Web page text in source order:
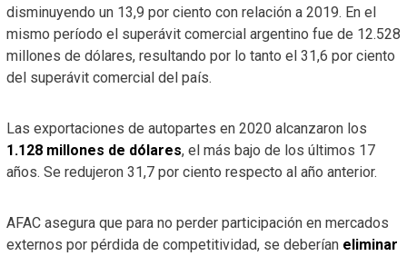
disminuyendo un 13,9 por ciento con relación a 2019. En el
mismo período el superávit comercial argentino fue de 12.528
millones de dólares, resultando por lo tanto el 31,6 por ciento
del superávit comercial del país.
Las exportaciones de autopartes en 2020 alcanzaron los
1.128 millones de dólares, el más bajo de los últimos 17
años. Se redujeron 31,7 por ciento respecto al año anterior.
AFAC asegura que para no perder participación en mercados
externos por pérdida de competitividad, se deberían eliminar